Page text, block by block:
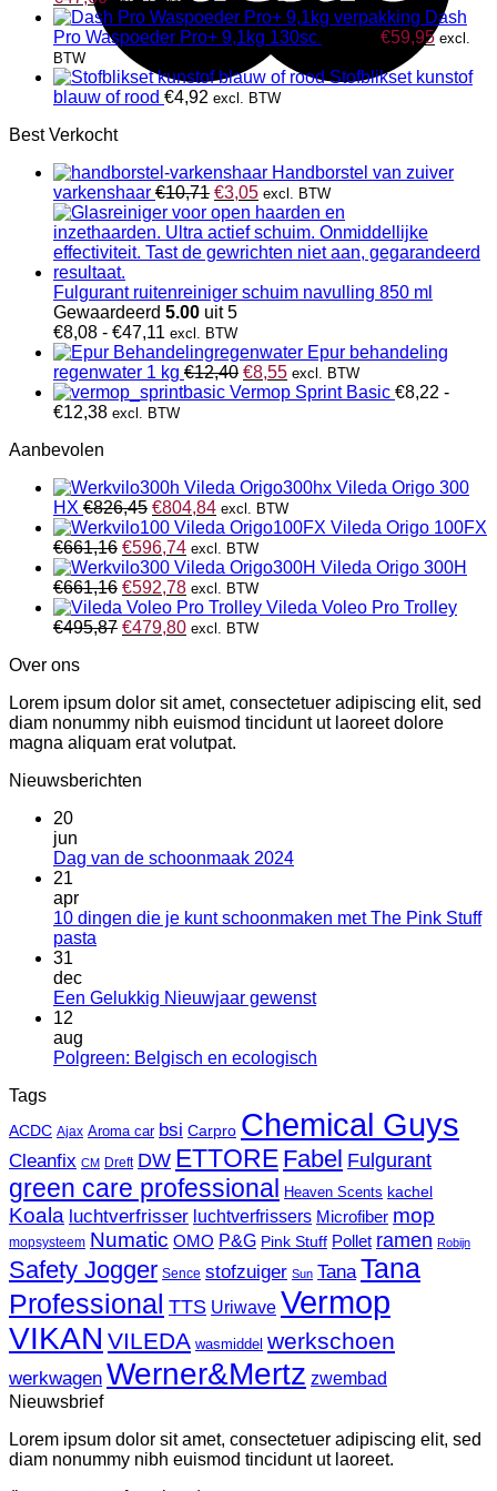
prijs
was:
€56,16.
prijs
is:
€47,60.
Dash
Pro Waspoeder Pro+ 9,1kg 130sc
prijs
was:
€59,95Huidige
is:
excl.
BTW
Stofblikset kunstof
blauw of rood €4,92 excl. BTW
Best Verkocht
Handborstel van zuiver
varkenshaar €10,71 Oorspronkelijke
prijs
was:
€10,71.
€3,05Huidige
prijs
is:
€3,05.
excl. BTW
Fulgurant ruitenreiniger schuim navulling 850 ml
Gewaardeerd 5.00 uit 5
€8,08 - €47,11 Prijsklasse:
€8,08
tot
€47,11
excl. BTW
Epur behandeling
regenwater 1 kg €12,40 Oorspronkelijke
prijs
€8,55Huidige
prijs
excl. BTW
Vermop Sprint Basic €8,22 -
€12,38Prijsklasse:
excl. BTW
Aanbevolen
Vileda Origo 300
HX €826,45 Oorspronkelijke
prijs
was:
€826,45.
€804,84Huidige
prijs
is:
€804,84.
excl. BTW
Vileda Origo 100FX
€661,16 Oorspronkelijke
prijs
was:
€661,16.
€596,74Huidige
prijs
is:
€596,74.
excl. BTW
Vileda Origo 300H
€661,16 Oorspronkelijke
prijs
was:
€592,78Huidige
prijs
is:
excl. BTW
Vileda Voleo Pro Trolley
€495,87 Oorspronkelijke
€479,80Huidige
excl. BTW
Over ons
Lorem ipsum dolor sit amet, consectetuer adipiscing elit, sed
diam nonummy nibh euismod tincidunt ut laoreet dolore
magna aliquam erat volutpat.
Nieuwsberichten
20
jun
Dag van de schoonmaak 2024Geen
Dag
2024
21
apr
10 dingen die je kunt schoonmaken met The Pink Stuff
pasta
10
je
The
Pink
Stuff
pasta
31
dec
Een Gelukkig Nieuwjaar gewenstGeen
Een
gewenst
12
aug
Polgreen: Belgisch en ecologisch
Polgreen:
Belgisch
en
ecologisch
Tags
ACDC Ajax Aroma car bsi Carpro Chemical Guys
Cleanfix CM Dreft DW ETTORE Fabel Fulgurant
green care professional Heaven Scents kachel
Koala luchtverfrisser luchtverfrissers Microfiber mop
mopsysteem Numatic OMO P&G Pink Stuff Pollet ramen Robijn
Safety Jogger Sence stofzuiger Sun Tana Tana
Professional TTS Uriwave Vermop
VIKAN VILEDA wasmiddel werkschoen
werkwagen Werner&Mertz zwembad
Nieuwsbrief
Lorem ipsum dolor sit amet, consectetuer adipiscing elit, sed
diam nonummy nibh euismod tincidunt ut laoreet.